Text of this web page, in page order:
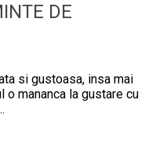
DE
si gustoasa, insa mai
mananca la gustare cu